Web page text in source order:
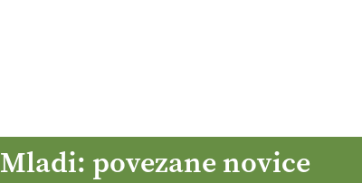
Mladi: povezane novice